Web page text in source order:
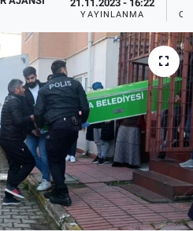
21.11.2023 - 16:22
YAYINLANMA